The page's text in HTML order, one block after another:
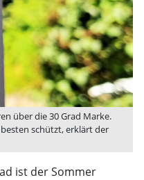
über die 30 Grad Marke.
schützt, erklärt der
ist der Sommer